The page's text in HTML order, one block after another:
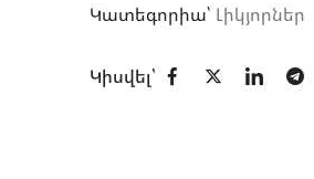
Կատեգորիա՝ Լիկյորներ
Կիսվել՝